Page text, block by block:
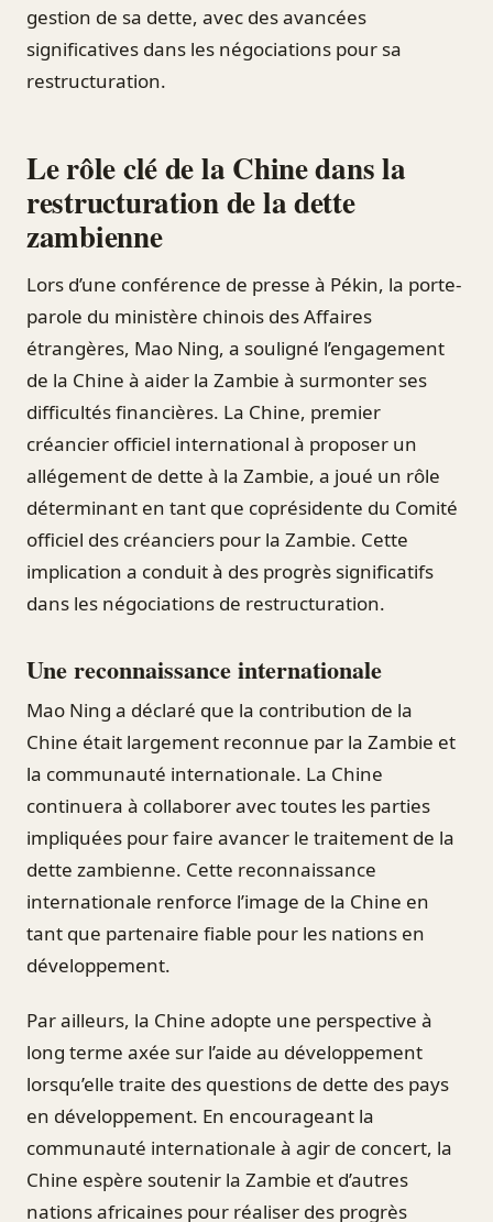
gestion de sa dette, avec des avancées
significatives dans les négociations pour sa
restructuration.
Le rôle clé de la Chine dans la
restructuration de la dette
zambienne
Lors d’une conférence de presse à Pékin, la porte-
parole du ministère chinois des Affaires
étrangères, Mao Ning, a souligné l’engagement
de la Chine à aider la Zambie à surmonter ses
difficultés financières. La Chine, premier
créancier officiel international à proposer un
allégement de dette à la Zambie, a joué un rôle
déterminant en tant que coprésidente du Comité
officiel des créanciers pour la Zambie. Cette
implication a conduit à des progrès significatifs
dans les négociations de restructuration.
Une reconnaissance internationale
Mao Ning a déclaré que la contribution de la
Chine était largement reconnue par la Zambie et
la communauté internationale. La Chine
continuera à collaborer avec toutes les parties
impliquées pour faire avancer le traitement de la
dette zambienne. Cette reconnaissance
internationale renforce l’image de la Chine en
tant que partenaire fiable pour les nations en
développement.
Par ailleurs, la Chine adopte une perspective à
long terme axée sur l’aide au développement
lorsqu’elle traite des questions de dette des pays
en développement. En encourageant la
communauté internationale à agir de concert, la
Chine espère soutenir la Zambie et d’autres
nations africaines pour réaliser des progrès